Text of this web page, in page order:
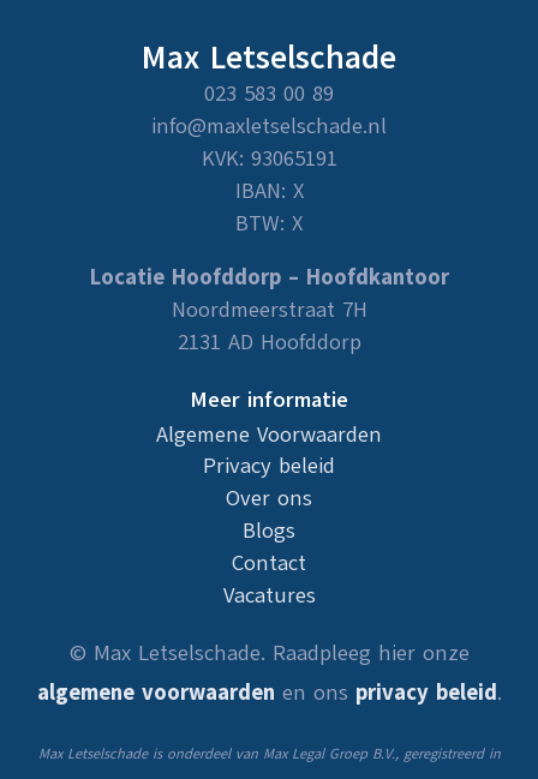
Max Letselschade
023 583 00 89
info@maxletselschade.nl
KVK: 93065191
IBAN: X
BTW: X
Locatie Hoofddorp – Hoofdkantoor
Noordmeerstraat 7H
2131 AD Hoofddorp
Meer informatie
Algemene Voorwaarden
Privacy beleid
Over ons
Blogs
Contact
Vacatures
© Max Letselschade. Raadpleeg hier onze
algemene voorwaarden en ons privacy beleid.
Max Letselschade is onderdeel van Max Legal Groep B.V., geregistreerd in